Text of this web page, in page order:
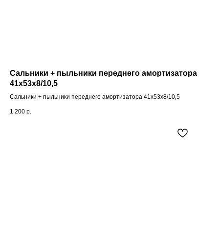
Сальники + пыльники переднего амортизатора
41х53х8/10,5
Сальники + пыльники переднего амортизатора 41х53х8/10,5
1 200 р.